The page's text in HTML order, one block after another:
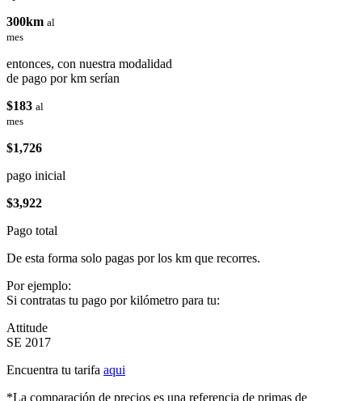
300km al
mes
entonces, con nuestra modalidad
de pago por km serían
$183 al
mes
$1,726
pago inicial
$3,922
Pago total
De esta forma solo pagas por los km que recorres.
Por ejemplo:
Si contratas tu pago por kilómetro para tu:
Attitude
SE 2017
Encuentra tu tarifa aqui
*La comparación de precios es una referencia de primas de